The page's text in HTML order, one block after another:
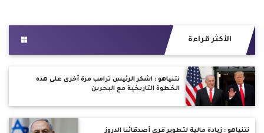
الأكثر قراءة
نتنياهو : اشكر الرئيس ترامب مرة أخرى على هذه
الخطوة التاريخية مع البحرين
نتنياهو : زيادة مالية لتطوير قرى أصدقائنا الدروز